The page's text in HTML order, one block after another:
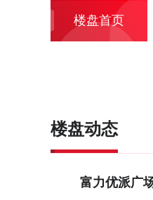
楼盘首页
楼盘动态
富力优派广